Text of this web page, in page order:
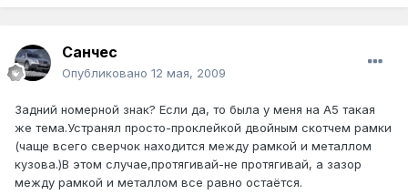
Санчес
Опубликовано 12 мая, 2009
Задний номерной знак? Если да, то была у меня на А5 такая
же тема.Устранял просто-проклейкой двойным скотчем рамки
(чаще всего сверчок находится между рамкой и металлом
кузова.)В этом случае,протягивай-не протягивай, а зазор
между рамкой и металлом все равно остаётся.